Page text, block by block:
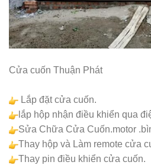
Cửa cuốn Thuận Phát
Lắp đặt cửa cuốn.
lắp hộp nhận điều khiển qua
Sửa Chữa Cửa Cuốn.motor
Thay hộp và Làm remote cửa
Thay pin điều khiển cửa cuốn.